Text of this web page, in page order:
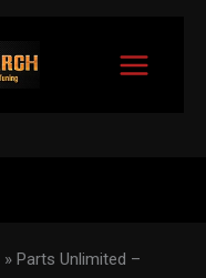
» Parts Unlimited –